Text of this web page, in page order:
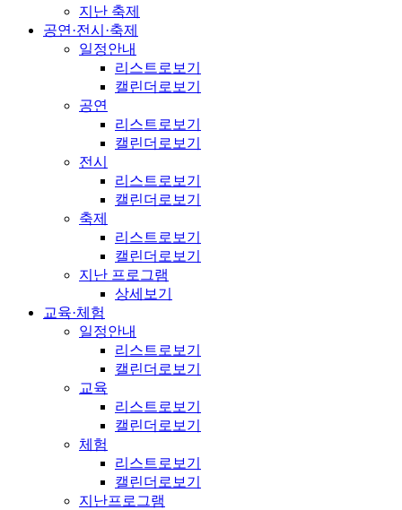
지난 축제
공연·전시·축제
일정안내
리스트로보기
캘린더로보기
공연
리스트로보기
캘린더로보기
전시
리스트로보기
캘린더로보기
축제
리스트로보기
캘린더로보기
지난 프로그램
상세보기
교육·체험
일정안내
리스트로보기
캘린더로보기
교육
리스트로보기
캘린더로보기
체험
리스트로보기
캘린더로보기
지난프로그램